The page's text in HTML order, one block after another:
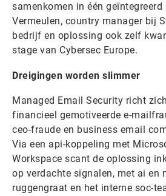
samenkomen in één geïntegreerd
Vermeulen, country manager bij
bedrijf en oplossing ook zelf
stage van Cybersec Europe.
Dreigingen worden slimmer
Managed Email Security richt
financieel gemotiveerde e-
ceo-fraude en business email
Via een api-koppeling met
Workspace scant de oplossing
op verdachte signalen, met ai en
ruggengraat en het interne soc-